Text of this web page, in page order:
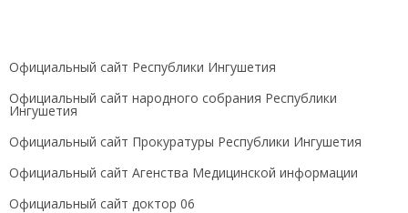
Официальный сайт Республики Ингушетия
Официальный сайт народного собрания Республики
Ингушетия
Официальный сайт Прокуратуры Республики Ингушетия
Официальный сайт Агенства Медицинской информации
Официальный сайт доктор 06